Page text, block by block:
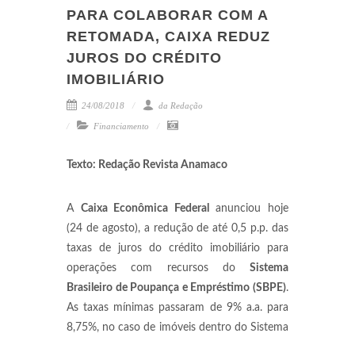
PARA COLABORAR COM A
RETOMADA, CAIXA REDUZ
JUROS DO CRÉDITO
IMOBILIÁRIO
24/08/2018 da Redação
Financiamento
Texto: Redação Revista Anamaco
A Caixa Econômica Federal
anunciou hoje
(24 de agosto), a redução de até 0,5 p.p. das
taxas de juros do crédito imobiliário para
operações com recursos do Sistema
Brasileiro de Poupança e Empréstimo (SBPE).
As taxas mínimas passaram de 9% a.a. para
8,75%, no caso de imóveis dentro do Sistema